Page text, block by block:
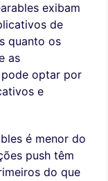
exibam
de
quanto os
as
optar por
e
é menor do
push têm
do que